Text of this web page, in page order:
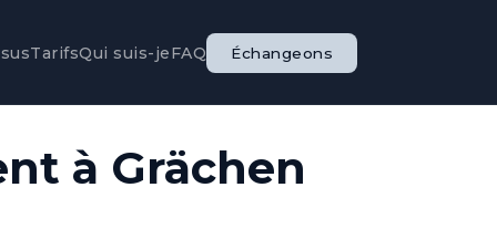
TarifsQui suis-jeFAQ Échangeons
à Grächen